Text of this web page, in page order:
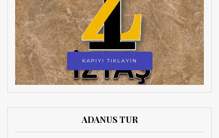
KAPIYI TIKLAYIN
ADANUS TUR